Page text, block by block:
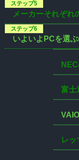
メーカーそれぞれ
いよいよPCを選
富士
レッ